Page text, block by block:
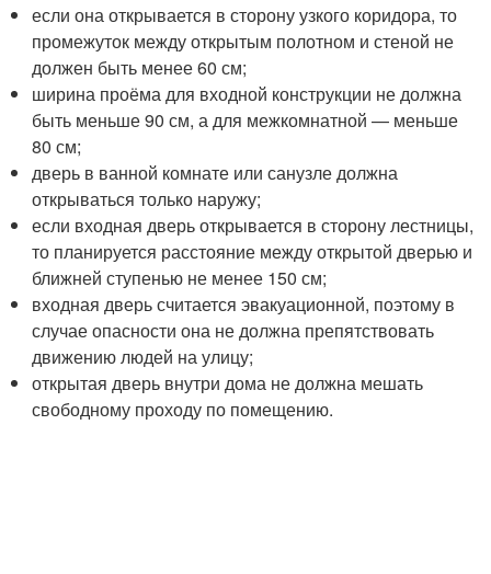
если она открывается в сторону узкого коридора, то
промежуток между открытым полотном и стеной не
должен быть менее 60 см;
ширина проёма для входной конструкции не должна
быть меньше 90 см, а для межкомнатной — меньше
80 см;
дверь в ванной комнате или санузле должна
открываться только наружу;
если входная дверь открывается в сторону лестницы,
то планируется расстояние между открытой дверью и
ближней ступенью не менее 150 см;
входная дверь считается эвакуационной, поэтому в
случае опасности она не должна препятствовать
движению людей на улицу;
открытая дверь внутри дома не должна мешать
свободному проходу по помещению.